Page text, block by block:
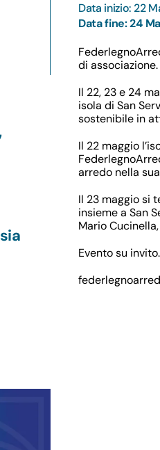
Data inizio: 22
Data fine: 24
di associazione.
Il 22, 23 e 24
isola di San
sostenibile in
Il 22 maggio
arredo nella
Il 23 maggio si
insieme a San
Mario
Evento su invito.